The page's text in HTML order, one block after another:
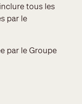
tous les
par le
par le Groupe